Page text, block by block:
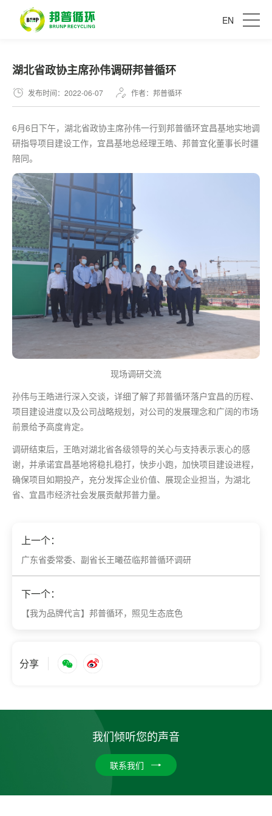
EN
湖北省政协主席孙伟调研邦普循环
发布时间：2022-06-07 作者：邦普循环
6月6日下午，湖北省政协主席孙伟一行到邦普循环宜昌基地实地调
研指导项目建设工作，宜昌基地总经理王皓、邦普宜化董事长时疆
陪同。
现场调研交流
孙伟与王皓进行深入交谈，详细了解了邦普循环落户宜昌的历程、
项目建设进度以及公司战略规划，对公司的发展理念和广阔的市场
前景给予高度肯定。
调研结束后，王皓对湖北省各级领导的关心与支持表示衷心的感
谢，并承诺宜昌基地将稳扎稳打，快步小跑，加快项目建设进程，
确保项目如期投产，充分发挥企业价值、展现企业担当，为湖北
省、宜昌市经济社会发展贡献邦普力量。
上一个：
广东省委常委、副省长王曦莅临邦普循环调研
下一个：
【我为品牌代言】邦普循环，照见生态底色
分享
我们倾听您的声音
联系我们